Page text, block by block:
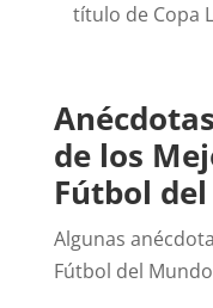
título de Copa
de los
Fútbol
Algunas
Fútbol del